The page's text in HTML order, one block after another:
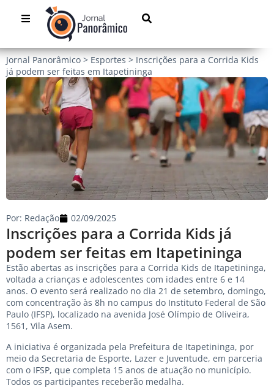
Jornal Panorâmico > Esportes > Inscrições para a Corrida Kids
já podem ser feitas em Itapetininga
Inscrições para a Corrida Kids já
podem ser feitas em Itapetininga
Por: Redação 02/09/2025
Estão abertas as inscrições para a Corrida Kids de Itapetininga,
voltada a crianças e adolescentes com idades entre 6 e 14
anos. O evento será realizado no dia 21 de setembro, domingo,
com concentração às 8h no campus do Instituto Federal de São
Paulo (IFSP), localizado na avenida José Olímpio de Oliveira,
1561, Vila Asem.
A iniciativa é organizada pela Prefeitura de Itapetininga, por
meio da Secretaria de Esporte, Lazer e Juventude, em parceria
com o IFSP, que completa 15 anos de atuação no município.
Todos os participantes receberão medalha.